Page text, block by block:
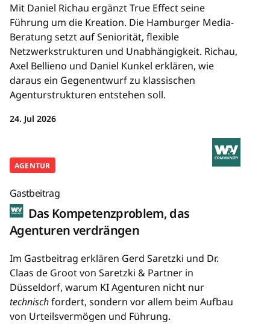
Mit Daniel Richau ergänzt True Effect seine
Führung um die Kreation. Die Hamburger Media-
Beratung setzt auf Seniorität, flexible
Netzwerkstrukturen und Unabhängigkeit. Richau,
Axel Bellieno und Daniel Kunkel erklären, wie
daraus ein Gegenentwurf zu klassischen
Agenturstrukturen entstehen soll.
24. Jul 2026
AGENTUR
Gastbeitrag
Das Kompetenzproblem, das
Agenturen verdrängen
Im Gastbeitrag erklären Gerd Saretzki und Dr.
Claas de Groot von Saretzki & Partner in
Düsseldorf, warum KI Agenturen nicht nur
technischfordert, sondern vor allem beim Aufbau
von Urteilsvermögen und Führung.